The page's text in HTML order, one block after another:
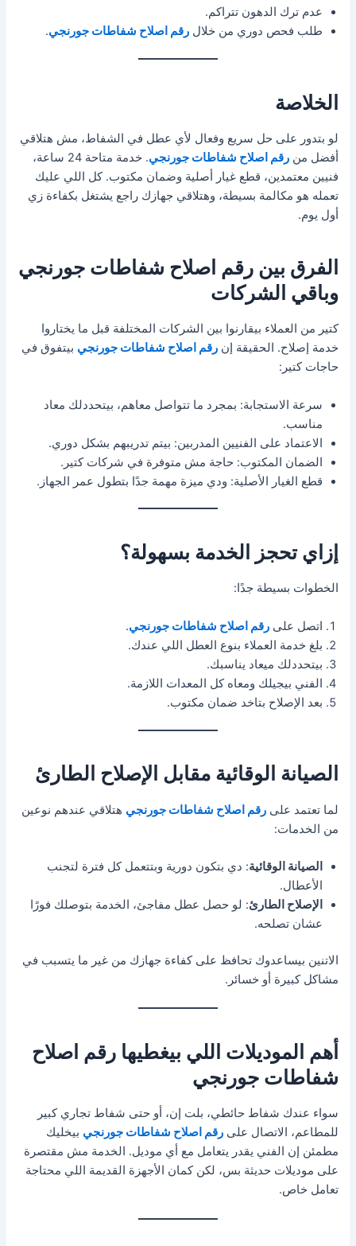
عدم ترك الدهون تتراكم.
طلب فحص دوري من خلالرقم اصلاح شفاطات جورنجي.
الخلاصة
لو بتدور على حل سريع وفعال لأي عطل في الشفاط، مش هتلاقي
أفضل منرقم اصلاح شفاطات جورنجي
. خدمة متاحة 24 ساعة،
فنيين معتمدين، قطع غيار أصلية وضمان مكتوب. كل اللي عليك
تعمله هو مكالمة بسيطة، وهتلاقي جهازك راجع يشتغل بكفاءة زي
أول يوم.
الفرق بين رقم اصلاح شفاطات جورنجي
وباقي الشركات
كتير من العملاء بيقارنوا بين الشركات المختلفة قبل ما يختاروا
خدمة إصلاح. الحقيقة إنرقم اصلاح شفاطات جورنجي بيتفوق في
حاجات كتير:
سرعة الاستجابة: بمجرد ما تتواصل معاهم، بيتحددلك معاد
مناسب.
الاعتماد على الفنيين المدربين: بيتم تدريبهم بشكل دوري.
الضمان المكتوب: حاجة مش متوفرة في شركات كتير.
قطع الغيار الأصلية: ودي ميزة مهمة جدًا بتطول عمر الجهاز.
إزاي تحجز الخدمة بسهولة؟
الخطوات بسيطة جدًا:
اتصل علىرقم اصلاح شفاطات جورنجي.
بلغ خدمة العملاء بنوع العطل اللي عندك.
بيتحددلك ميعاد يناسبك.
الفني بيجيلك ومعاه كل المعدات اللازمة.
بعد الإصلاح بتاخد ضمان مكتوب.
الصيانة الوقائية مقابل الإصلاح الطارئ
لما تعتمد علىرقم اصلاح شفاطات جورنجي هتلاقي عندهم نوعين
من الخدمات:
الصيانة الوقائية: دي بتكون دورية وبتتعمل كل فترة لتجنب
الأعطال.
الإصلاح الطارئ: لو حصل عطل مفاجئ، الخدمة بتوصلك فورًا
عشان تصلحه.
الاتنين بيساعدوك تحافظ على كفاءة جهازك من غير ما يتسبب في
مشاكل كبيرة أو خسائر.
أهم الموديلات اللي بيغطيها رقم اصلاح
شفاطات جورنجي
سواء عندك شفاط حائطي، بلت إن، أو حتى شفاط تجاري كبير
للمطاعم، الاتصال علىرقم اصلاح شفاطات جورنجي بيخليك
مطمئن إن الفني يقدر يتعامل مع أي موديل. الخدمة مش مقتصرة
على موديلات حديثة بس، لكن كمان الأجهزة القديمة اللي محتاجة
تعامل خاص.